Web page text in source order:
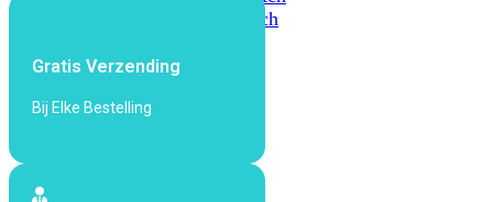
FortiSwitch
FPOE
Gratis Verzending
Bij Elke Bestelling